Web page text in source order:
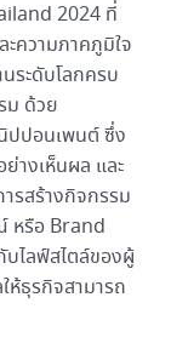
2024 ที่
ความภาคภูมิใจ
ระดับโลกครบ
ม ด้วย
ปปอนเพนต์ ซึ่ง
ย่างเห็นผล และ
รสร้างกิจกรรม
หรือ Brand
ไลฟ์สไตล์ของผู้
ธุรกิจสามารถ